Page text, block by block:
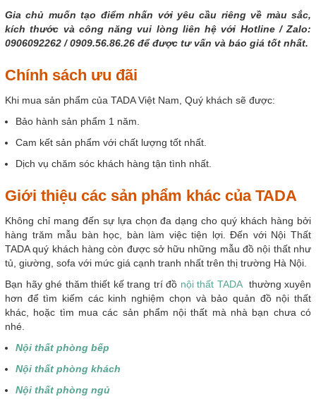
Gia chủ muốn tạo điểm nhấn với yêu cầu riêng về màu sắc,
kích thước và công năng vui lòng liên hệ với Hotline / Zalo:
0906092262 / 0909.56.86.26 để được tư vấn và báo giá tốt nhất.
Chính sách ưu đãi
Khi mua sản phẩm của TADA Việt Nam, Quý khách sẽ được:
Bảo hành sản phẩm 1 năm.
Cam kết sản phẩm với chất lượng tốt nhất.
Dịch vụ chăm sóc khách hàng tận tình nhất.
Giới thiệu các sản phẩm khác của TADA
Không chỉ mang đến sự lựa chọn đa dạng cho quý khách hàng bởi
hàng trăm mẫu bàn học, bàn làm việc tiện lợi. Đến với Nội Thất
TADA quý khách hàng còn được sở hữu những mẫu đồ nội thất như
tủ, giường, sofa với mức giá cạnh tranh nhất trên thị trường Hà Nội.
Bạn hãy ghé thăm thiết kế trang trí đồ nội thất TADA thường xuyên
hơn để tìm kiếm các kinh nghiệm chọn và bảo quản đồ nội thất
khác, hoặc tìm mua các sản phẩm nội thất mà nhà bạn chưa có
nhé.
Nội thất phòng bếp
Nội thất phòng khách
Nội thất phòng ngủ